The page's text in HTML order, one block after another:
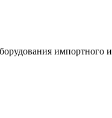
импортного и